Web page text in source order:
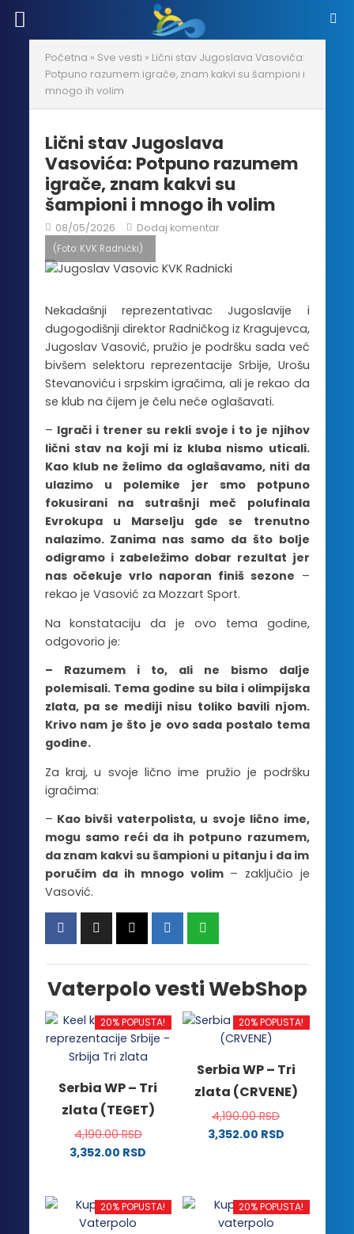
Početna » Sve vesti » Lični stav Jugoslava Vasovića:
Potpuno razumem igrače, znam kakvi su šampioni i
mnogo ih volim
Lični stav Jugoslava
Vasovića: Potpuno razumem
igrače, znam kakvi su
šampioni i mnogo ih volim
08/05/2026 Dodaj komentar
(Foto: KVK Radnički)
Nekadašnji reprezentativac Jugoslavije i
dugogodišnji direktor Radničkog iz Kragujevca,
Jugoslav Vasović, pružio je podršku sada već
bivšem selektoru reprezentacije Srbije, Urošu
Stevanoviću i srpskim igračima, ali je rekao da
se klub na čijem je čelu neće oglašavati.
– Igrači i trener su rekli svoje i to je njihov
lični stav na koji mi iz kluba nismo uticali.
Kao klub ne želimo da oglašavamo, niti da
ulazimo u polemike jer smo potpuno
fokusirani na sutrašnji meč polufinala
Evrokupa u Marselju gde se trenutno
nalazimo. Zanima nas samo da što bolje
odigramo i zabeležimo dobar rezultat jer
nas očekuje vrlo naporan finiš sezone –
rekao je Vasović za Mozzart Sport.
Na konstataciju da je ovo tema godine,
odgovorio je:
– Razumem i to, ali ne bismo dalje
polemisali. Tema godine su bila i olimpijska
zlata, pa se mediji nisu toliko bavili njom.
Krivo nam je što je ovo sada postalo tema
godine.
Za kraj, u svoje lično ime pružio je podršku
igračima:
– Kao bivši vaterpolista, u svoje lično ime,
mogu samo reći da ih potpuno razumem,
da znam kakvi su šampioni u pitanju i da im
poručim da ih mnogo volim– zaključio je
Vasović.
Vaterpolo vesti WebShop
20% POPUSTA!
Serbia WP – Tri
zlata (TEGET)
4,190.00RSD
3,352.00 RSD
ima
više
20% POPUSTA!
Serbia WP – Tri
zlata (CRVENE)
4,190.00RSD
3,352.00 RSD
više
varijanti.
20% POPUSTA! 20% POPUSTA!